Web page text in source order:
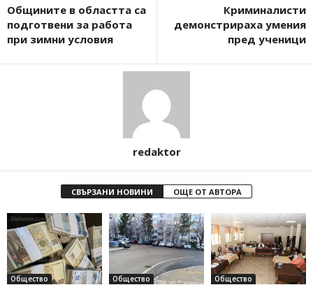
Общините в областта са
подготвени за работа
при зимни условия
Криминалисти
демонстрираха умения
пред ученици
redaktor
СВЪРЗАНИ НОВИНИ ОЩЕ ОТ АВТОРА
Общество Общество Общество